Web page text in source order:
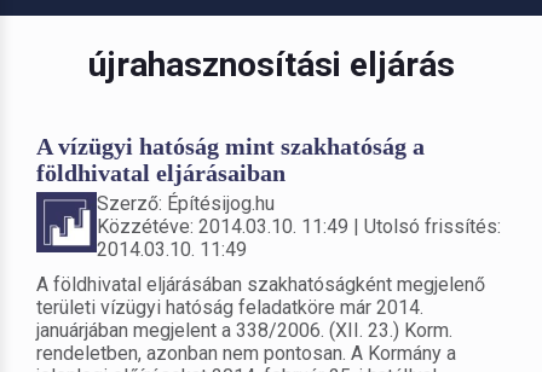
újrahasznosítási eljárás
A vízügyi hatóság mint szakhatóság a
földhivatal eljárásaiban
Szerző: Építésijog.hu
Közzétéve: 2014.03.10. 11:49 | Utolsó frissítés:
2014.03.10. 11:49
A földhivatal eljárásában szakhatóságként megjelenő
területi vízügyi hatóság feladatköre már 2014.
januárjában megjelent a 338/2006. (XII. 23.) Korm.
rendeletben, azonban nem pontosan. A Kormány a